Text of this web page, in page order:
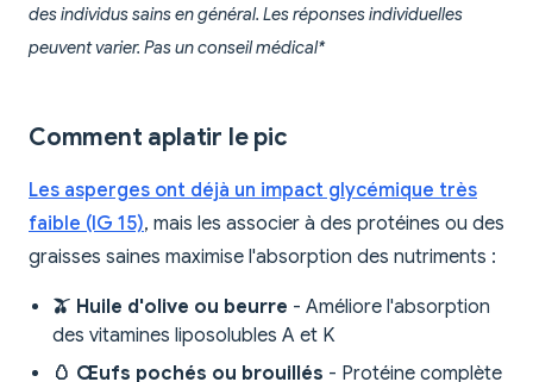
des individus sains en général. Les réponses individuelles
peuvent varier. Pas un conseil médical*
Comment aplatir le pic
Les asperges ont déjà un impact glycémique très
faible (IG 15), mais les associer à des protéines ou des
graisses saines maximise l'absorption des nutriments :
🫒 Huile d'olive ou beurre - Améliore l'absorption
des vitamines liposolubles A et K
🥚 Œufs pochés ou brouillés - Protéine complète